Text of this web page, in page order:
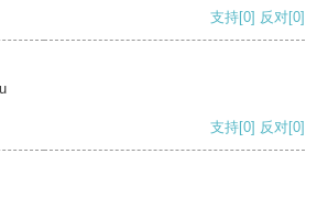
支持[0] 反对[0]
支持[0] 反对[0]